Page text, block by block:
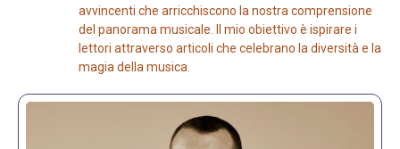
avvincenti che arricchiscono la nostra comprensione
del panorama musicale. Il mio obiettivo è ispirare i
lettori attraverso articoli che celebrano la diversità e la
magia della musica.